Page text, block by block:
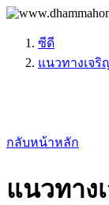
ซีดี
แนวทางเจ
กลับหน้าหลัก
แนวทาง